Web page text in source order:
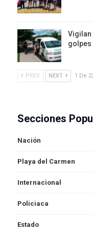
Vigilan
golpes
PREV NEXT 1 De
Secciones
Nación
Playa del Carmen
Internacional
Policiaca
Estado